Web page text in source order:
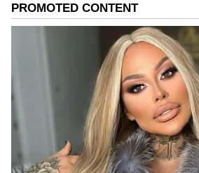
இயக்கி இருந்தார். தமிழ்
புதுவிதமான டார்க் காமெடி
இருந்ததால் இப்படத்திற்கு
மிகப்பெரிய அளவில்
இப்படத்தின் மூலம் தான்
செல்வன் தமிழ்
அறிமுகமானார்.